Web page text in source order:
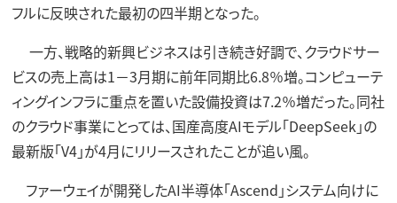
フルに反映された最初の四半期となった。
一方、戦略的新興ビジネスは引き続き好調で、クラウドサー
ビスの売上高は1－3月期に前年同期比6.8％増。コンピューテ
ィングインフラに重点を置いた設備投資は7.2％増だった。同社
のクラウド事業にとっては、国産高度AIモデル「DeepSeek」の
最新版「V4」が4月にリリースされたことが追い風。
ファーウェイが開発したAI半導体「Ascend」システム向けに